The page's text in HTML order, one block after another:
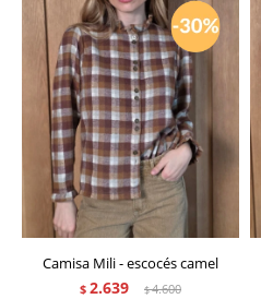
Camisa Mili - escocés camel
$ 2.639 $4.600